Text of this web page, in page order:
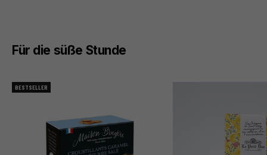
Für die süße Stunde
BESTSELLER